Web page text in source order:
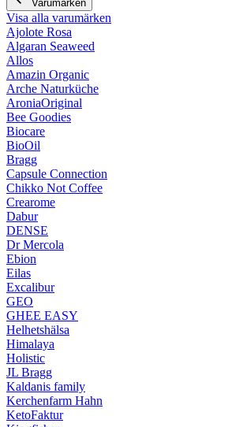
Varumärken
Visa alla varumärken
Ajolote Rosa
Algaran Seaweed
Allos
Amazin Organic
Arche Naturküche
AroniaOriginal
Bee Goodies
Biocare
BioOil
Bragg
Capsule Connection
Chikko Not Coffee
Crearome
Dabur
DENSE
Dr Mercola
Ebion
Eilas
Excalibur
GEO
GHEE EASY
Helhetshälsa
Himalaya
Holistic
JL Bragg
Kaldanis family
Kerchenfarm Hahn
KetoFaktur